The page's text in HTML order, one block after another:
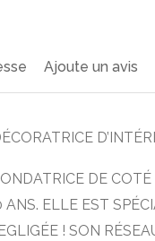
Ajoute un avis
DE
ANS. ELLE EST
! SON